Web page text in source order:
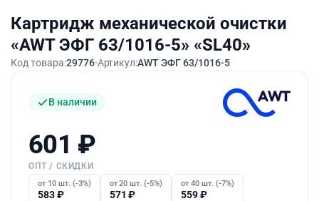
Картридж механической очистки
«AWT ЭФГ 63/1016-5» «SL40»
Код товара:29776 Артикул:AWT ЭФГ 63/1016-5
В наличии
601 ₽
ОПТ / СКИДКИ
от 10 шт. (-3%)
583₽
от 20 шт. (-5%)
571₽
от 40 шт. (-7%)
559₽